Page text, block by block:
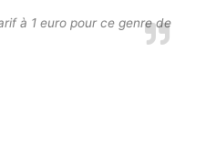
à 1 euro pour ce genre de